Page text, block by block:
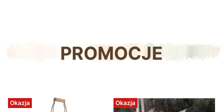
PROMOCJE
Okazja Okazja